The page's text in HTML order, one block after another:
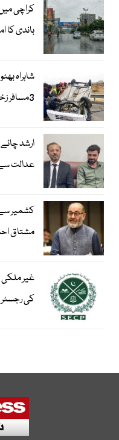
کراچی
باندی کا
شاہراہ
3مسافر زخمی
ارشد
عدالت سے
کشمیر سے
مشتاق
غیر ملکی
کی